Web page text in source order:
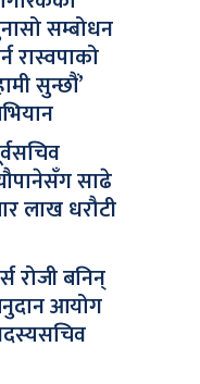
सम्बोधन
रास्वपाको
सुन्छौं’
साढे
लाख धरौटी
रोजी बनिन्
आयोग